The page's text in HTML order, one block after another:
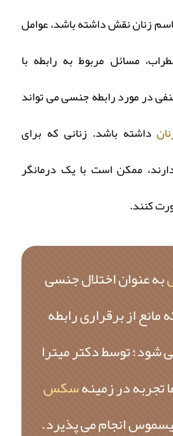
زنان نقش داشته باشد، عوامل
مسائل مربوط به رابطه با
در مورد رابطه جنسی می تواند
داشته باشد. زنانی که برای
ممکن است با یک درمانگر
کنند.
به عنوان اختلال جنسی
از برقراری رابطه
توسط دکتر میترا
تجربه در زمینهسکس
انجام می پذیرد.